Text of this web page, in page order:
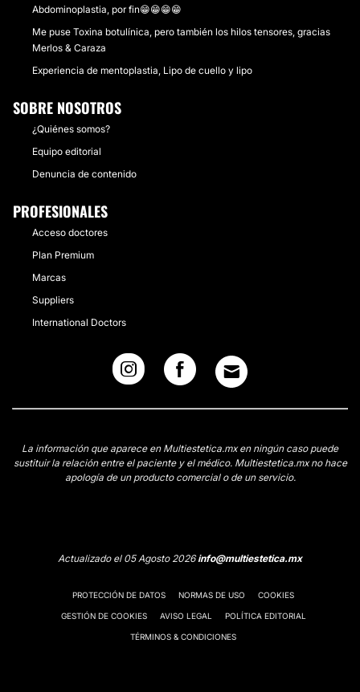
Abdominoplastia, por fin😁😁😁😁
Me puse Toxina botulínica, pero también los hilos tensores, gracias
Merlos & Caraza
Experiencia de mentoplastia, Lipo de cuello y lipo
SOBRE NOSOTROS
¿Quiénes somos?
Equipo editorial
Denuncia de contenido
PROFESIONALES
Acceso doctores
Plan Premium
Marcas
Suppliers
International Doctors
La información que aparece en Multiestetica.mx en ningún caso puede
sustituir la relación entre el paciente y el médico. Multiestetica.mx no hace
apología de un producto comercial o de un servicio.
Actualizado el 05 Agosto 2026info@multiestetica.mx
PROTECCIÓN DE DATOS NORMAS DE USO COOKIES
GESTIÓN DE COOKIES AVISO LEGAL POLÍTICA EDITORIAL
TÉRMINOS & CONDICIONES